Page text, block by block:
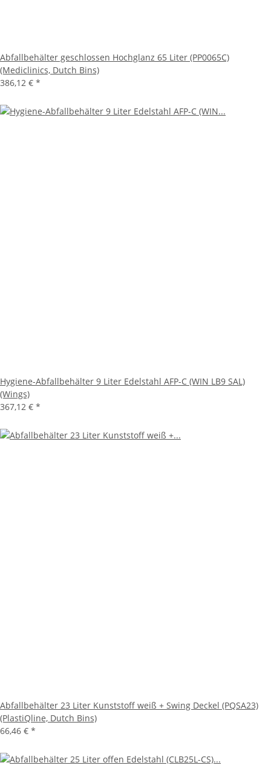
Abfallbehälter geschlossen Hochglanz 65 Liter (PP0065C)
(Mediclinics, Dutch Bins)
386,12 € *
Hygiene-Abfallbehälter 9 Liter Edelstahl AFP-C (WIN LB9 SAL)
(Wings)
367,12 € *
Abfallbehälter 23 Liter Kunststoff weiß + Swing Deckel (PQSA23)
(PlastiQline, Dutch Bins)
66,46 € *